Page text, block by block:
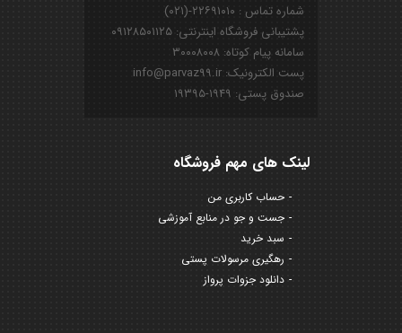
شماره تماس : ۲۲۶۹۱۰۱۰-(۰۲۱)
پشتیبانی فروشگاه اینترنتی: ۰۹۱۲۸۵۰۱۱۲۵
سامانه پیام کوتاه: ۳۰۰۰۸۰۰۸
پست الکترونیک: info@parvaz99.ir
صندوق پستی: ۱۹۴۹-۱۹۳۹۵
لینک های مهم فروشگاه
حساب کاربری من
جست و جو در منابع آموزشی
سبد خرید
رهگیری مرسولات پستی
دانلود جزوات پرواز